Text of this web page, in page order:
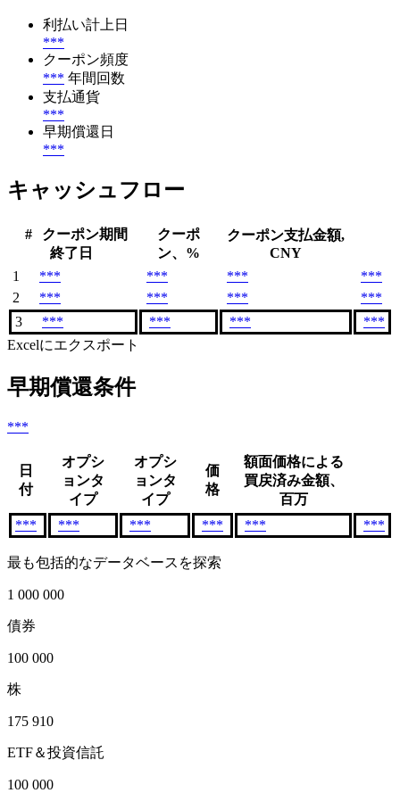
利払い計上日
***
クーポン頻度
*** 年間回数
支払通貨
***
早期償還日
***
キャッシュフロー
#
クーポン期間
終了日
クーポ
ン、%
クーポン支払金額,
CNY
1
*** *** ***
***
2
*** *** ***
***
3
*** *** ***
***
Excelにエクスポート
早期償還条件
***
日
付
オプシ
ョンタ
イプ
オプシ
ョンタ
イプ
価
格
額面価格による
買戻済み金額、
百万
***
*** *** *** *** ***
最も包括的なデータベースを探索
1 000 000
債券
100 000
株
175 910
ETF＆投資信託
100 000